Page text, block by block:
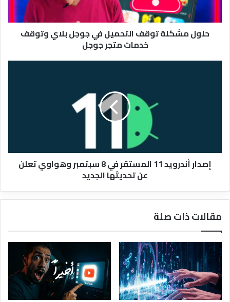
خدمات
حلول مشكلة توقف التحميل في جوجل بلاي وتوقف
خدمات متجر جوجل
تعلن
إصدار أندرويد 11 المستقر في 8 سبتمبر وهواوي تعلن
عن تحديثها الجديد
مقالات ذات صلة